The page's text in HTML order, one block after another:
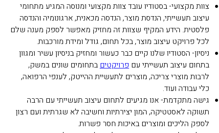
צוות מקצועי- בסטודיו עובד צוות מקצועי ומנוסה המגיע מתחומי
עיצוב תעשייתי, הנדסת מוצר, הנדסה מכאנית, ארגונומיה והנדסה
פלסטית. הידע המקיף שצוות זה מחזיק מאפשר לספק מענה שלם
לכל פרויקט עיצוב מוצר, בכל תחום, גודל ומידת מורכבות.
ניסיון- הסטודיו שלנו קיים כבר כעשור ומחזיק בניסיון עשיר ומגוון
בתחום עיצוב תעשייתי עם פרויקטיםבתחומים שונים במשק,
לרבות מוצרי צריכה, מוצרים לתעשיית ההייטק, לענפי הרפואה,
כלי עבודה ועוד.
גישה מתקדמת- אנו מגיעים לתחום עיצוב תעשייתי עם הרבה
תשוקה לאסטטיקה, המון יצירתיות וחשיבה לא שגרתית ועם רצון
לספק הליכים ומוצרים באיכות חסר פשרות.